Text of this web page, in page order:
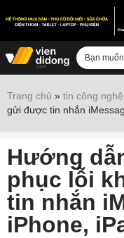
Sửa iPhone
Sửa Vertu
Sửa iPad
Sửa Macbook
Trang chủ » tin công nghệ
gửi được tin nhắn
Hướng
phục lỗi
tin nhắn
iPhone,